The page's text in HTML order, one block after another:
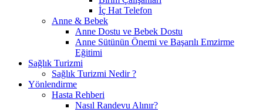
İç Hat Telefon
Anne & Bebek
Anne Dostu ve Bebek Dostu
Anne Sütünün Önemi ve Başarılı Emzirme
Eğitimi
Sağlık Turizmi
Sağlık Turizmi Nedir ?
Yönlendirme
Hasta Rehberi
Nasıl Randevu Alınır?